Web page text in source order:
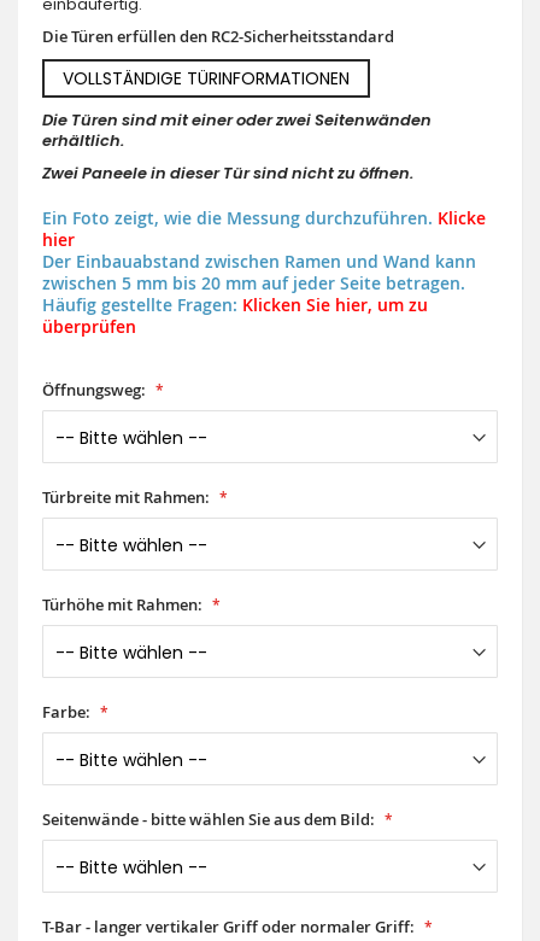
Die Türen erfüllen den RC2-Sicherheitsstandard
VOLLSTÄNDIGE TÜRINFORMATIONEN
Die Türen sind mit einer oder zwei Seitenwänden
erhältlich.
Zwei Paneele in dieser Tür sind nicht zu öffnen.
Ein Foto zeigt, wie die Messung durchzuführen. Klicke
hier
Der Einbauabstand zwischen Ramen und Wand kann
zwischen 5 mm bis 20 mm auf jeder Seite betragen.
Häufig gestellte Fragen: Klicken Sie hier, um zu
überprüfen
Öffnungsweg:
Türbreite mit Rahmen:
Türhöhe mit Rahmen:
Farbe:
Seitenwände - bitte wählen Sie aus dem Bild:
T-Bar - langer vertikaler Griff oder normaler Griff: